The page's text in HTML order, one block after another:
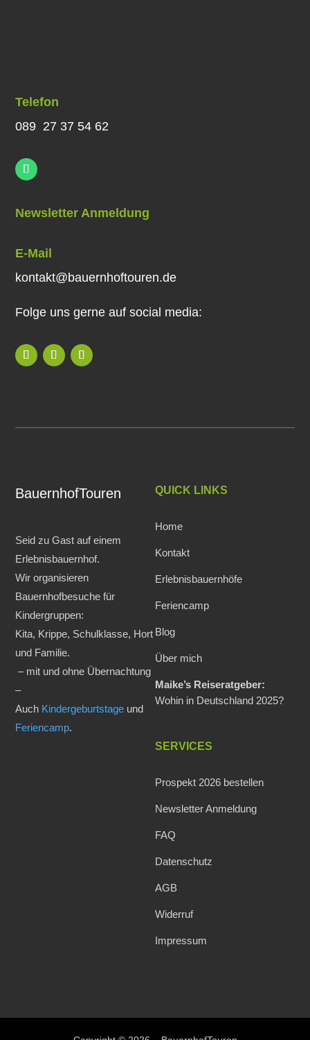
Telefon
089 27 37 54 62
Newsletter Anmeldung
E-Mail
kontakt@bauernhoftouren.de
Folge uns gerne auf social media:
BauernhofTouren
Seid zu Gast auf einem
Erlebnisbauernhof.
Wir organisieren
Bauernhofbesuche für
Kindergruppen:
Kita, Krippe, Schulklasse, Hort
und Familie.
– mit und ohne Übernachtung
–
Auch Kindergeburtstage und
Feriencamp.
QUICK LINKS
Home
Kontakt
Erlebnisbauernhöfe
Feriencamp
Blog
Über mich
Maike’s Reiseratgeber:
Wohin in Deutschland 2025?
SERVICES
Prospekt 2026 bestellen
Newsletter Anmeldung
FAQ
Datenschutz
AGB
Widerruf
Impressum